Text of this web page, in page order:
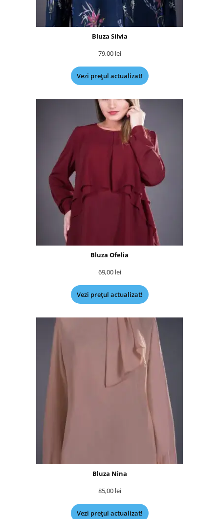
Bluza Silvia
79,00 lei
Vezi prețul actualizat!
Bluza Ofelia
69,00 lei
Vezi prețul actualizat!
Bluza Nina
85,00 lei
Vezi prețul actualizat!